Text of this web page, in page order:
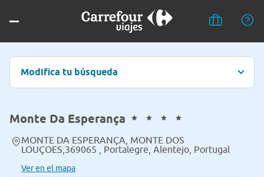
Modifica tu búsqueda
Monte Da Esperança
MONTE DA ESPERANÇA, MONTE DOS
LOUÇOES,369065 , Portalegre, Alentejo, Portugal
Ver en el mapa